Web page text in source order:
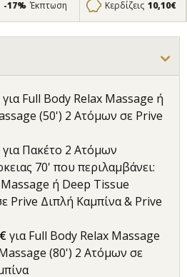
-17% Έκπτωση Κερδίζεις 10,10€
για Full Body Relax Massage ή
(50') 2 Ατόμων σε Prive
για Πακέτο 2 Ατόμων
70' που περιλαμβάνει:
ή Deep Tissue
Prive Διπλή Καμπίνα & Prive
για Full Body Relax Massage
(80') 2 Ατόμων σε